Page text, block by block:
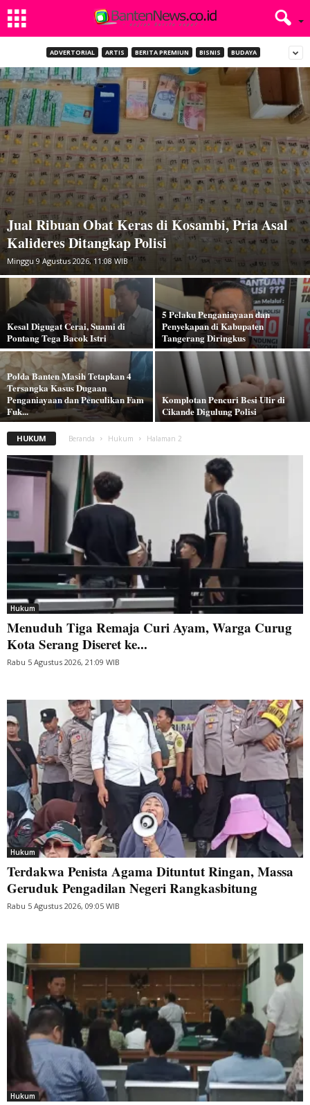
ADVERTORIAL ARTIS BERITA PREMIUN BISNIS BUDAYA
Jual Ribuan Obat Keras di Kosambi, Pria Asal
Kalideres Ditangkap Polisi
Minggu 9 Agustus 2026, 11:08 WIB
Kesal Digugat Cerai, Suami di
Pontang Tega Bacok Istri
5 Pelaku Penganiayaan dan
Penyekapan di Kabupaten
Tangerang Diringkus
Polda Banten Masih Tetapkan 4
Tersangka Kasus Dugaan
Penganiayaan dan Penculikan Fam
Fuk...
Komplotan Pencuri Besi Ulir di
Cikande Digulung Polisi
HUKUM Beranda Hukum Halaman 2
Hukum
Menuduh Tiga Remaja Curi Ayam, Warga Curug
Kota Serang Diseret ke...
Rabu 5 Agustus 2026, 21:09 WIB
Hukum
Terdakwa Penista Agama Dituntut Ringan, Massa
Geruduk Pengadilan Negeri Rangkasbitung
Rabu 5 Agustus 2026, 09:05 WIB
Hukum